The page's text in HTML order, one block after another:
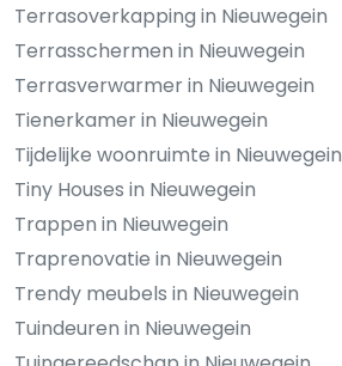
Terrasoverkapping in Nieuwegein
Terrasschermen in Nieuwegein
Terrasverwarmer in Nieuwegein
Tienerkamer in Nieuwegein
Tijdelijke woonruimte in Nieuwegein
Tiny Houses in Nieuwegein
Trappen in Nieuwegein
Traprenovatie in Nieuwegein
Trendy meubels in Nieuwegein
Tuindeuren in Nieuwegein